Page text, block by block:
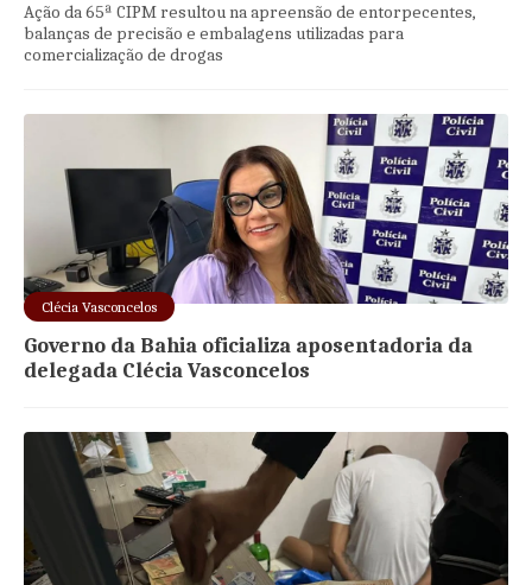
Ação da 65ª CIPM resultou na apreensão de entorpecentes,
balanças de precisão e embalagens utilizadas para
comercialização de drogas
Clécia Vasconcelos
Governo da Bahia oficializa aposentadoria da
delegada Clécia Vasconcelos